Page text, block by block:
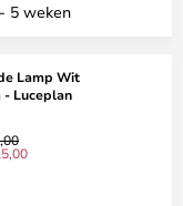
5 weken
Lamp Wit
- Luceplan